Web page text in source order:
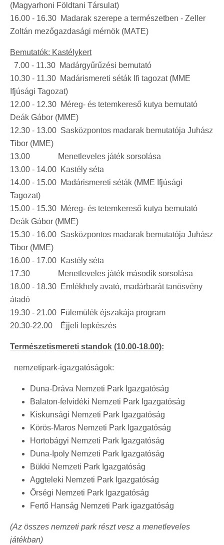
(Magyarhoni Földtani Társulat)
16.00 - 16.30 Madarak szerepe a természetben - Zeller
Zoltán mezőgazdasági mérnök (MATE)
Bemutatók: Kastélykert
7.00 - 11.30 Madárgyűrűzési bemutató
10.30 - 11.30 Madárismereti séták Ifi tagozat (MME
Ifjúsági Tagozat)
12.00 - 12.30 Méreg- és tetemkereső kutya bemutató
Deák Gábor (MME)
12.30 - 13.00 Sasközpontos madarak bemutatója Juhász
Tibor (MME)
13.00 Menetleveles játék sorsolása
13.00 - 14.00 Kastély séta
14.00 - 15.00 Madárismereti séták (MME Ifjúsági
Tagozat)
15.00 - 15.30 Méreg- és tetemkereső kutya bemutató
Deák Gábor (MME)
15.30 - 16.00 Sasközpontos madarak bemutatója Juhász
Tibor (MME)
16.00 - 17.00 Kastély séta
17.30 Menetleveles játék második sorsolása
18.00 - 18.30 Emlékhely avató, madárbarát tanösvény
átadó
19.30 - 21.00 Fülemülék éjszakája program
20.30-22.00 Éjjeli lepkészés
Természetismereti standok (10.00-18.00):
nemzetipark-igazgatóságok:
Duna-Dráva Nemzeti Park Igazgatóság
Balaton-felvidéki Nemzeti Park Igazgatóság
Kiskunsági Nemzeti Park Igazgatóság
Körös-Maros Nemzeti Park Igazgatóság
Hortobágyi Nemzeti Park Igazgatóság
Duna-Ipoly Nemzeti Park Igazgatóság
Bükki Nemzeti Park Igazgatóság
Aggteleki Nemzeti Park Igazgatóság
Őrségi Nemzeti Park Igazgatóság
Fertő Hanság Nemzeti Park igazgatóság
(Az összes nemzeti park részt vesz a menetleveles
játékban)